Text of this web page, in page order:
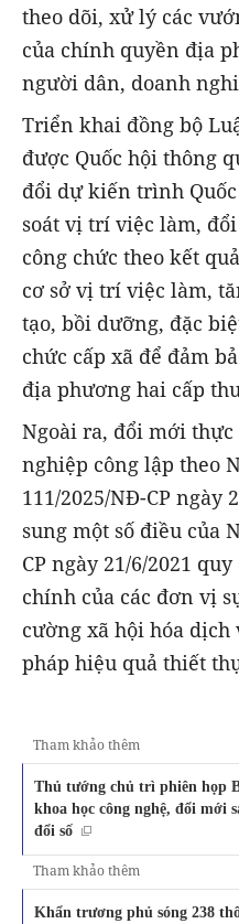
theo dõi, xử lý các
của chính quyền địa
người dân, doanh
Triển khai đồng bộ
được Quốc hội thông
đổi dự kiến trình Quốc
soát vị trí việc làm,
công chức theo kết
cơ sở vị trí việc làm,
tạo, bồi dưỡng, đặc
chức cấp xã để đảm
địa phương hai cấp
Ngoài ra, đổi mới
nghiệp công lập theo
111/2025/NĐ-CP ngày
sung một số điều của
CP ngày 21/6/2021
chính của các đơn vị
cường xã hội hóa
pháp hiệu quả thiết
Tham khảo thêm
Thủ tướng chủ trì phiên họp
khoa học công nghệ, đổi mới
đổi số
Tham khảo thêm
Khẩn trương phủ sóng 238